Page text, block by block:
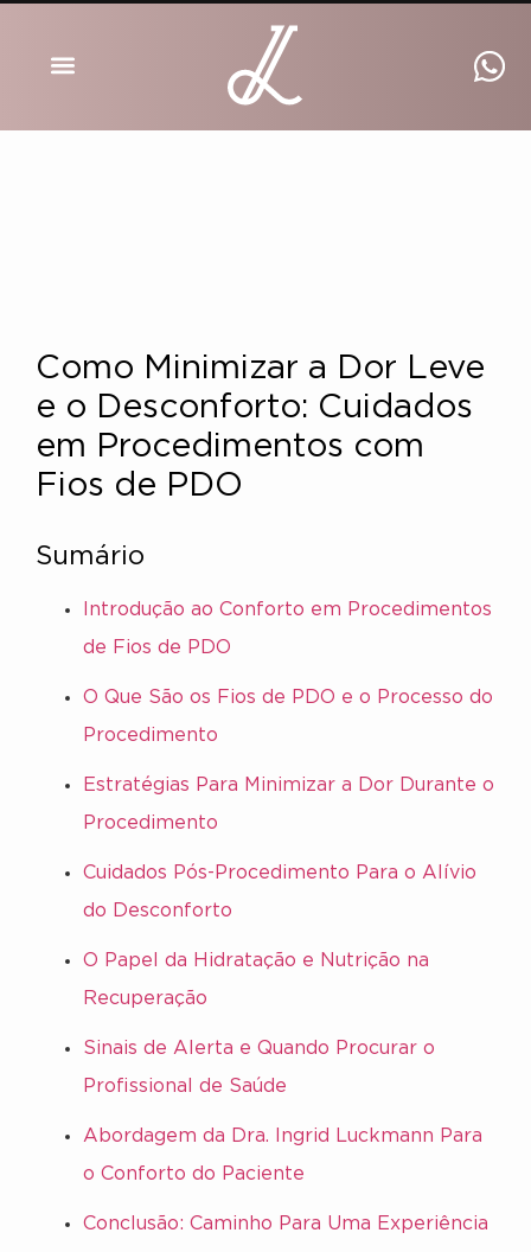
Como Minimizar a Dor Leve
e o Desconforto: Cuidados
em Procedimentos com
Fios de PDO
Sumário
Introdução ao Conforto em Procedimentos
de Fios de PDO
O Que São os Fios de PDO e o Processo do
Procedimento
Estratégias Para Minimizar a Dor Durante o
Procedimento
Cuidados Pós-Procedimento Para o Alívio
do Desconforto
O Papel da Hidratação e Nutrição na
Recuperação
Sinais de Alerta e Quando Procurar o
Profissional de Saúde
Abordagem da Dra. Ingrid Luckmann Para
o Conforto do Paciente
Conclusão: Caminho Para Uma Experiência